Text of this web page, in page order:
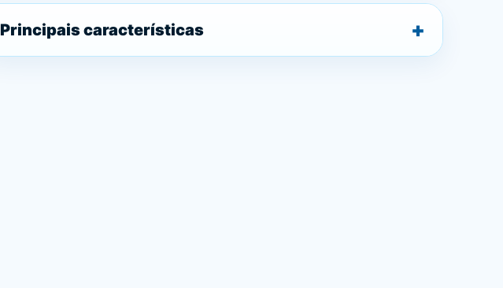
Principais características